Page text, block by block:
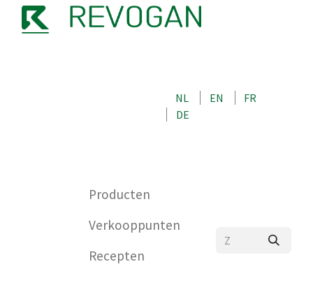
NL EN
FR
DE
Producten
Verkooppunten
Recepten